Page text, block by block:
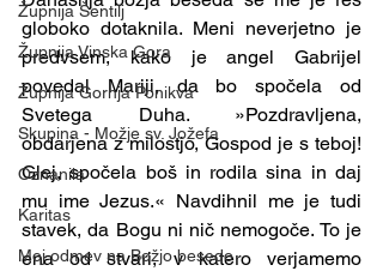
Župnija Šentilj
Župnija Vinska Gora
Župnija Gornja Ponikva
Skupina - Možje sv. Jožefa
Oznanila
Karitas
Moj odmev na Božjo besedo
globoko dotaknila. Meni neverjetno je
predvsem, kako je angel Gabrijel
povedal Mariji, da bo spočela od
Svetega Duha. »Pozdravljena,
obdarjena z milostjo, Gospod je s teboj!
Glej, spočela boš in rodila sina in daj
mu ime Jezus.« Navdihnil me je tudi
stavek, da Bogu ni nič nemogoče. To je
ena od stvari, v katero verjamemo